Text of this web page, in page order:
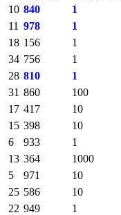
10 840 1
11 978 1
18 156 1
34 756 1
28 810 1
31 860 100
17 417 10
15 398 10
6
933 1
13 364 1000
5
971 10
25 586 10
22 949 1